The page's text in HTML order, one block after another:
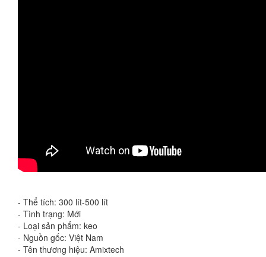
- Thể tích: 300 lít-500 lít
- Tình trạng: Mới
- Loại sản phẩm: keo
- Nguồn gốc: Việt Nam
- Tên thương hiệu: Amixtech